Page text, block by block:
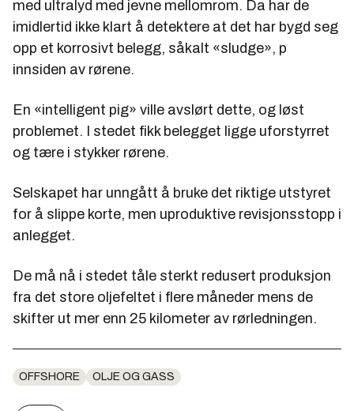
med ultralyd med jevne mellomrom. Da har de
imidlertid ikke klart å detektere at det har bygd seg
opp et korrosivt belegg, såkalt «sludge», p
innsiden av rørene.
En «intelligent pig» ville avslørt dette, og løst
problemet. I stedet fikk belegget ligge uforstyrret
og tære i stykker rørene.
Selskapet har unngått å bruke det riktige utstyret
for å slippe korte, men uproduktive revisjonsstopp i
anlegget.
De må nå i stedet tåle sterkt redusert produksjon
fra det store oljefeltet i flere måneder mens de
skifter ut mer enn 25 kilometer av rørledningen.
OFFSHORE OLJE OG GASS